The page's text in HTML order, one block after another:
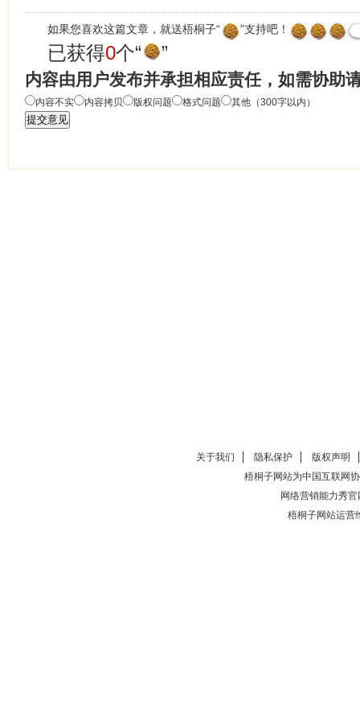
如果您喜欢这篇文章，就送梧桐子“ ”支持吧！
已获得0个“ ”
内容由用户发布并承担相应责任，如需协助
内容不实 内容拷贝 版权问题 格式问题 其他（300字以内）
关于我们 隐私保护
版权声明
梧桐子网站为中国互联网
网络营销能力秀官
梧桐子网站运营